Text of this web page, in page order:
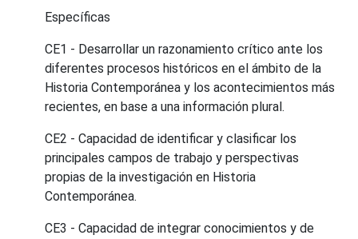
Específicas
CE1 - Desarrollar un razonamiento crítico ante los
diferentes procesos históricos en el ámbito de la
Historia Contemporánea y los acontecimientos más
recientes, en base a una información plural.
CE2 - Capacidad de identificar y clasificar los
principales campos de trabajo y perspectivas
propias de la investigación en Historia
Contemporánea.
CE3 - Capacidad de integrar conocimientos y de